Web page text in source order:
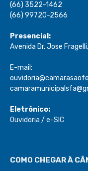
(66) 3522-1462
(66) 99720-2566
Presencial:
Avenida Dr. Jose
E-mail:
Eletrônico:
Ouvidoria / e-SIC
COMO CHEGAR À